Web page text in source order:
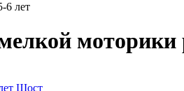
6 лет